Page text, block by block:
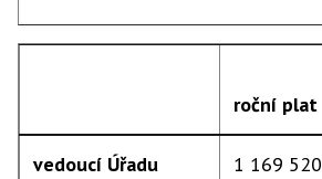
roční plat
vedoucí Úřadu
1 169 520